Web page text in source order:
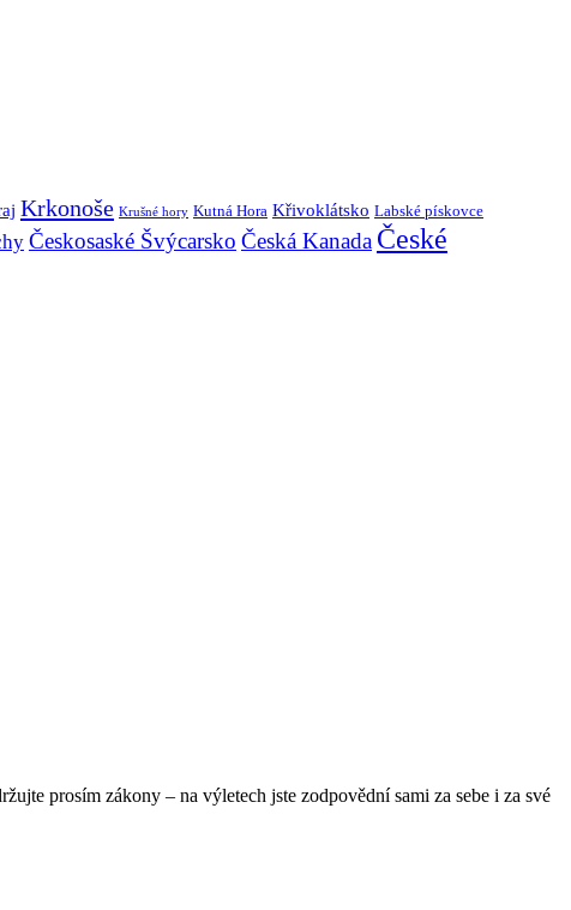
Krkonoše Krušné hory Kutná Hora Křivoklátsko Labské pískovce
Českosaské Švýcarsko Česká Kanada České
prosím zákony – na výletech jste zodpovědní sami za sebe i za své